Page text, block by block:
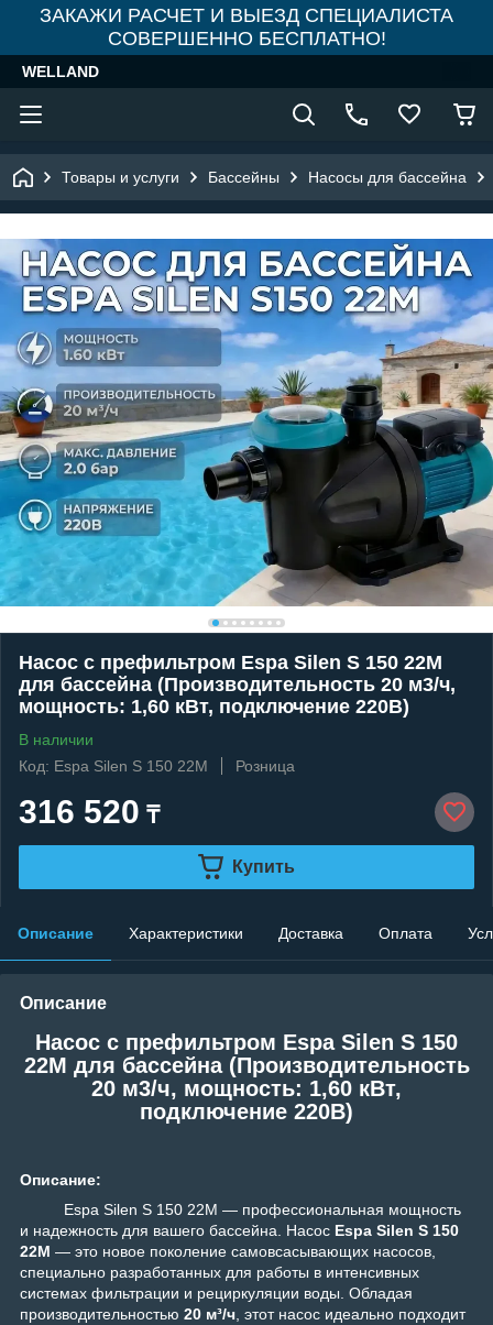
ЗАКАЖИ РАСЧЕТ И ВЫЕЗД СПЕЦИАЛИСТА
СОВЕРШЕННО БЕСПЛАТНО!
WELLAND
Товары и услуги Бассейны Насосы для бассейна
Насос c префильтром Espa Silen S 150 22M
для бассейна (Производительность 20 м3/ч,
мощность: 1,60 кВт, подключение 220В)
В наличии
Код: Espa Silen S 150 22M
Розница
316 520 ₸
Купить
Описание Характеристики Доставка Оплата
Описание
Насос c префильтром Espa Silen S 150
22M для бассейна (Производительность
20 м3/ч, мощность: 1,60 кВт,
подключение 220В)
Описание:
Espa Silen S 150 22M — профессиональная мощность
и надежность для вашего бассейна. Насос Espa Silen S 150
22M — это новое поколение самовсасывающих насосов,
специально разработанных для работы в интенсивных
системах фильтрации и рециркуляции воды. Обладая
производительностью 20 м³/ч, этот насос идеально подходит